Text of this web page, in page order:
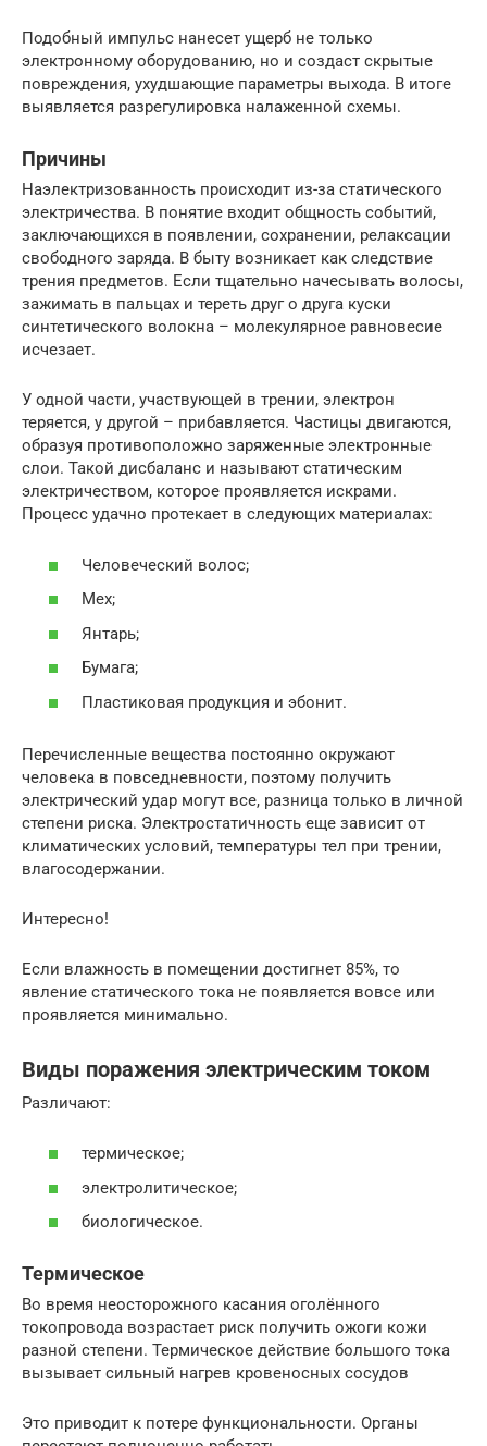
Подобный импульс нанесет ущерб не только
электронному оборудованию, но и создаст скрытые
повреждения, ухудшающие параметры выхода. В итоге
выявляется разрегулировка налаженной схемы.
Причины
Наэлектризованность происходит из-за статического
электричества. В понятие входит общность событий,
заключающихся в появлении, сохранении, релаксации
свободного заряда. В быту возникает как следствие
трения предметов. Если тщательно начесывать волосы,
зажимать в пальцах и тереть друг о друга куски
синтетического волокна – молекулярное равновесие
исчезает.
У одной части, участвующей в трении, электрон
теряется, у другой – прибавляется. Частицы двигаются,
образуя противоположно заряженные электронные
слои. Такой дисбаланс и называют статическим
электричеством, которое проявляется искрами.
Процесс удачно протекает в следующих материалах:
Человеческий волос;
Мех;
Янтарь;
Бумага;
Пластиковая продукция и эбонит.
Перечисленные вещества постоянно окружают
человека в повседневности, поэтому получить
электрический удар могут все, разница только в личной
степени риска. Электростатичность еще зависит от
климатических условий, температуры тел при трении,
влагосодержании.
Интересно!
Если влажность в помещении достигнет 85%, то
явление статического тока не появляется вовсе или
проявляется минимально.
Виды поражения электрическим током
Различают:
термическое;
электролитическое;
биологическое.
Термическое
Во время неосторожного касания оголённого
токопровода возрастает риск получить ожоги кожи
разной степени. Термическое действие большого тока
вызывает сильный нагрев кровеносных сосудов
Это приводит к потере функциональности. Органы